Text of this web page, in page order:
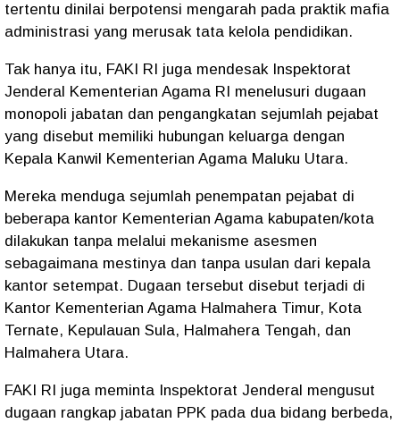
tertentu dinilai berpotensi mengarah pada praktik mafia
administrasi yang merusak tata kelola pendidikan.
Tak hanya itu, FAKI RI juga mendesak Inspektorat
Jenderal Kementerian Agama RI menelusuri dugaan
monopoli jabatan dan pengangkatan sejumlah pejabat
yang disebut memiliki hubungan keluarga dengan
Kepala Kanwil Kementerian Agama Maluku Utara.
Mereka menduga sejumlah penempatan pejabat di
beberapa kantor Kementerian Agama kabupaten/kota
dilakukan tanpa melalui mekanisme asesmen
sebagaimana mestinya dan tanpa usulan dari kepala
kantor setempat. Dugaan tersebut disebut terjadi di
Kantor Kementerian Agama Halmahera Timur, Kota
Ternate, Kepulauan Sula, Halmahera Tengah, dan
Halmahera Utara.
FAKI RI juga meminta Inspektorat Jenderal mengusut
dugaan rangkap jabatan PPK pada dua bidang berbeda,